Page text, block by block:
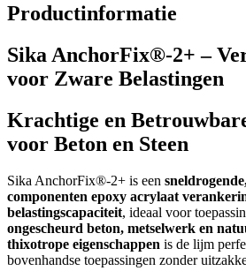
Productinformatie
Sika AnchorFix®-2+ –
voor Zware Belastingen
Krachtige en
voor Beton en Steen
Sika AnchorFix®-2+ is een
componenten epoxy acrylaat
belastingscapaciteit, ideaal voor
ongescheurd beton, metselwerk en
thixotrope eigenschappen is de lijm
bovenhandse toepassingen zonder